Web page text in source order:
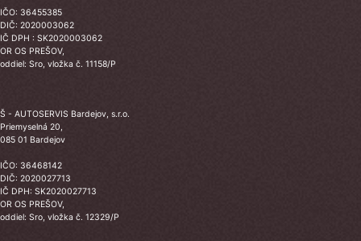
IČO: 36455385
DIČ: 2020003062
IČ DPH : SK2020003062
OR OS PREŠOV,
oddiel: Sro, vložka č. 11158/P
Š - AUTOSERVIS Bardejov, s.r.o.
Priemyselná 20,
085 01 Bardejov
IČO: 36468142
DIČ: 2020027713
IČ DPH: SK2020027713
OR OS PREŠOV,
oddiel: Sro, vložka č. 12329/P